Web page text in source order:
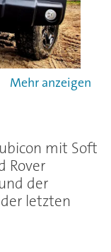
mit Soft
Rover
der
letzten